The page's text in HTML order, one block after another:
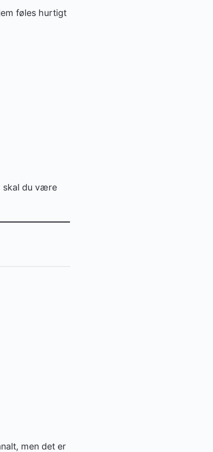
føles hurtigt
skal du være
men det er